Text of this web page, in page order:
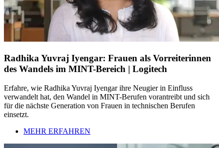
Radhika Yuvraj Iyengar: Frauen als Vorreiterinnen
des Wandels im MINT-Bereich | Logitech
Erfahre, wie Radhika Yuvraj Iyengar ihre Neugier in Einfluss
verwandelt hat, den Wandel in MINT-Berufen vorantreibt und sich
für die nächste Generation von Frauen in technischen Berufen
einsetzt.
MEHR ERFAHREN